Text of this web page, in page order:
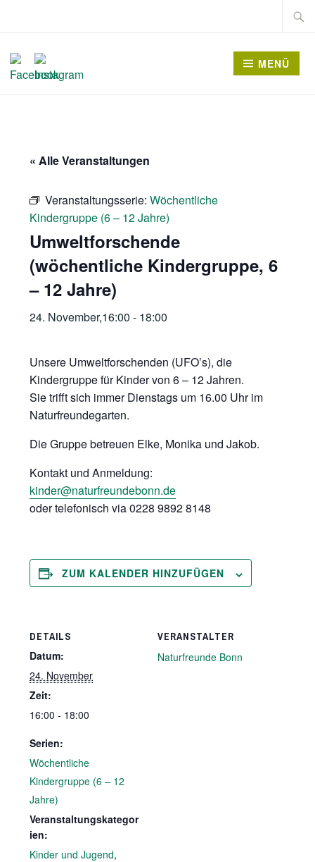
springen
Suche
MENÜ
« Alle Veranstaltungen
Veranstaltungsserie:Wöchentliche
Kindergruppe (6 – 12 Jahre)
Umweltforschende
(wöchentliche Kindergruppe, 6
– 12 Jahre)
24. November,16:00 - 18:00
Unsere Umweltforschenden (UFO’s), die
Kindergruppe für Kinder von 6 – 12 Jahren.
Sie trifft sich immer Dienstags um 16.00 Uhr im
Naturfreundegarten.
Die Gruppe betreuen Elke, Monika und Jakob.
Kontakt und Anmeldung:
kinder@naturfreundebonn.de
oder telefonisch via 0228 9892 8148
ZUM KALENDER HINZUFÜGEN
DETAILS
Datum:
24. November
Zeit:
16:00 - 18:00
Serien:
Wöchentliche
Kindergruppe (6 – 12
Jahre)
Veranstaltungskategor
ien:
Kinder und Jugend,
VERANSTALTER
Naturfreunde Bonn